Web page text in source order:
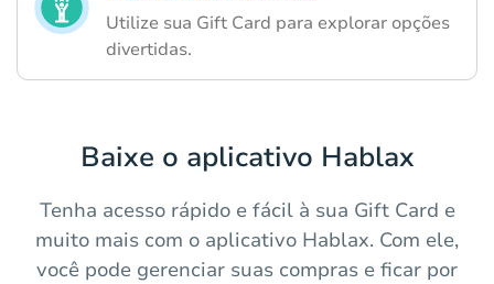
Utilize sua Gift Card para explorar opções
divertidas.
Baixe o aplicativo Hablax
Tenha acesso rápido e fácil à sua Gift Card e
muito mais com o aplicativo Hablax. Com ele,
você pode gerenciar suas compras e ficar por